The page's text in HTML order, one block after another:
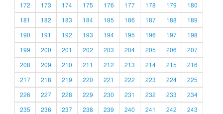
172
173 174 175 176 177 178 179
180
181
182 183 184 185 186 187 188
189
190
191 192 193 194 195 196 197
198
199
200 201 202 203 204 205 206
207
208
209 210 211 212 213 214 215
216
217
218 219 220 221 222 223 224
225
226
227 228 229 230 231 232 233
234
235
236 237 238 239 240 241 242
243